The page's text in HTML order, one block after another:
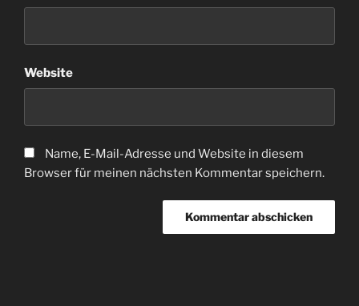
Website
Name, E-Mail-Adresse und Website in diesem
Browser für meinen nächsten Kommentar speichern.